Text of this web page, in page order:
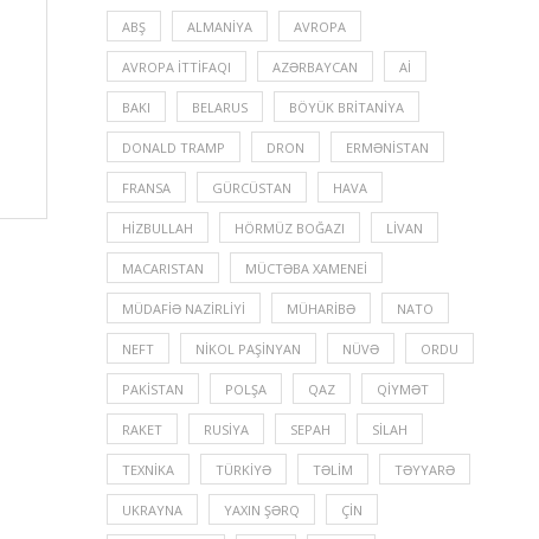
ABŞ ALMANIYA AVROPA
AVROPA İTTIFAQI AZƏRBAYCAN Aİ
BAKI BELARUS BÖYÜK BRITANIYA
DONALD TRAMP DRON ERMƏNISTAN
FRANSA GÜRCÜSTAN HAVA
HIZBULLAH HÖRMÜZ BOĞAZI LIVAN
MACARISTAN MÜCTƏBA XAMENEI
MÜDAFIƏ NAZIRLIYI MÜHARIBƏ NATO
NEFT NIKOL PAŞINYAN NÜVƏ ORDU
PAKISTAN POLŞA QAZ QIYMƏT
RAKET RUSIYA SEPAH SILAH
TEXNIKA TÜRKIYƏ TƏLIM TƏYYARƏ
UKRAYNA YAXIN ŞƏRQ ÇIN